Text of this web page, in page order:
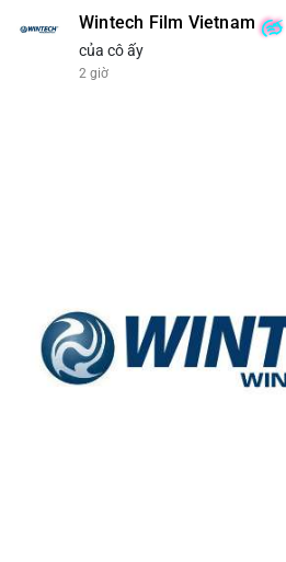
Wintech Film Vietnam
của cô ấy
2 giờ